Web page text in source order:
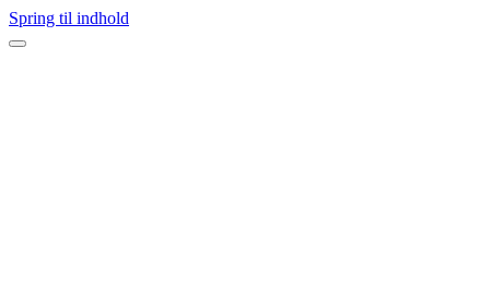
Spring til indhold
Navigation